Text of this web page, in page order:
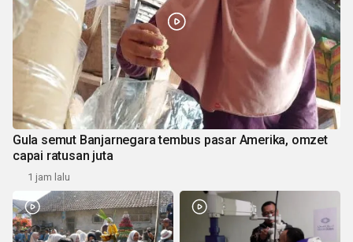
Gula semut Banjarnegara tembus pasar Amerika, omzet
capai ratusan juta
1 jam lalu